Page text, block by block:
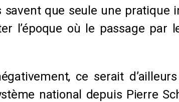
que seule une pratique
l’époque où le passage
ce serait
national depuis Pierre